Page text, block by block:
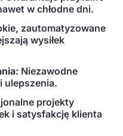
w chłodne dni.
zautomatyzowane
wysiłek
Niezawodne
ulepszenia.
projekty
i satysfakcję klienta